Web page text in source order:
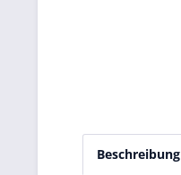
Beschreibung